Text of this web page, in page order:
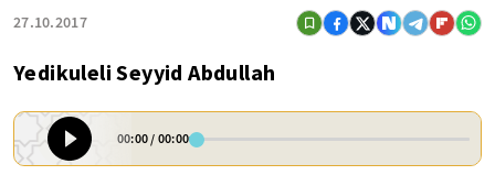
27.10.2017
Yedikuleli Seyyid Abdullah
00:00/00:00